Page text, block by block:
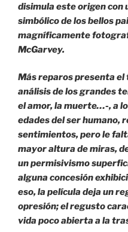
disimula este origen con
simbólico de los bellos
magníficamente
McGarvey.
Más reparos presenta
análisis de los grandes
el amor, la muerte…-, a
edades del ser humano,
sentimientos, pero le
mayor altura de miras,
un permisivismo
alguna concesión
eso, la película deja un
opresión; el regusto
vida poco abierta a la